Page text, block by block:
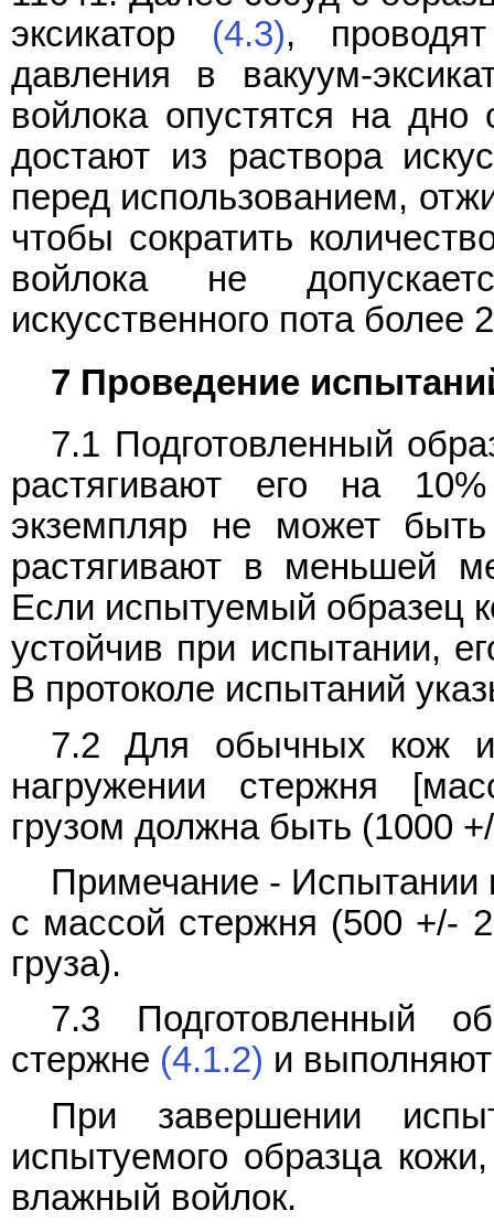
эксикатор (4.3),
давления в вакуум-
войлока опустятся на
достают из раствора
перед использованием,
чтобы сократить
войлока не
искусственного пота более
7 Проведение
7.1 Подготовленный
растягивают его на
экземпляр не может
растягивают в меньшей
Если испытуемый образец
устойчив при испытании,
В протоколе испытаний
7.2 Для обычных кож
нагружении стержня
грузом должна быть (1000
Примечание - Испытании
с массой стержня (500 +/-
груза).
7.3 Подготовленный
стержне (4.1.2) и
При завершении
испытуемого образца
влажный войлок.